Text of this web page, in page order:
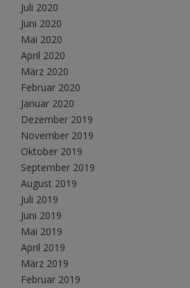
Juli 2020
Juni 2020
Mai 2020
April 2020
März 2020
Februar 2020
Januar 2020
Dezember 2019
November 2019
Oktober 2019
September 2019
August 2019
Juli 2019
Juni 2019
Mai 2019
April 2019
März 2019
Februar 2019